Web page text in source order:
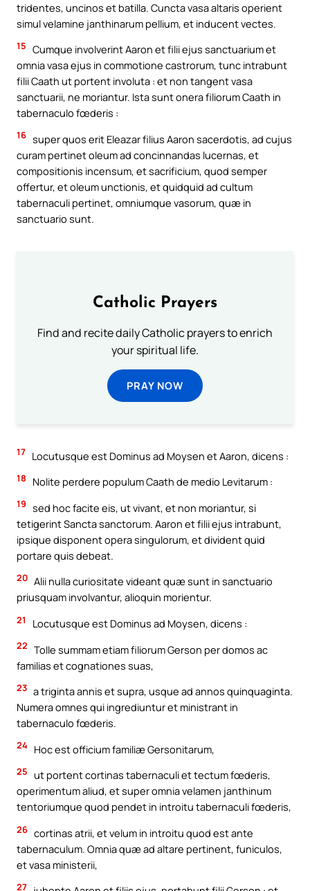
tridentes, uncinos et batilla. Cuncta vasa altaris operient
simul velamine janthinarum pellium, et inducent vectes.
15 Cumque involverint Aaron et filii ejus sanctuarium et
omnia vasa ejus in commotione castrorum, tunc intrabunt
filii Caath ut portent involuta : et non tangent vasa
sanctuarii, ne moriantur. Ista sunt onera filiorum Caath in
tabernaculo fœderis :
16 super quos erit Eleazar filius Aaron sacerdotis, ad cujus
curam pertinet oleum ad concinnandas lucernas, et
compositionis incensum, et sacrificium, quod semper
offertur, et oleum unctionis, et quidquid ad cultum
tabernaculi pertinet, omniumque vasorum, quæ in
sanctuario sunt.
Catholic Prayers
Find and recite daily Catholic prayers to enrich
your spiritual life.
PRAY NOW
17 Locutusque est Dominus ad Moysen et Aaron, dicens :
18 Nolite perdere populum Caath de medio Levitarum :
19 sed hoc facite eis, ut vivant, et non moriantur, si
tetigerint Sancta sanctorum. Aaron et filii ejus intrabunt,
ipsique disponent opera singulorum, et divident quid
portare quis debeat.
20 Alii nulla curiositate videant quæ sunt in sanctuario
priusquam involvantur, alioquin morientur.
21 Locutusque est Dominus ad Moysen, dicens :
22 Tolle summam etiam filiorum Gerson per domos ac
familias et cognationes suas,
23 a triginta annis et supra, usque ad annos quinquaginta.
Numera omnes qui ingrediuntur et ministrant in
tabernaculo fœderis.
24 Hoc est officium familiæ Gersonitarum,
25 ut portent cortinas tabernaculi et tectum fœderis,
operimentum aliud, et super omnia velamen janthinum
tentoriumque quod pendet in introitu tabernaculi fœderis,
26 cortinas atrii, et velum in introitu quod est ante
tabernaculum. Omnia quæ ad altare pertinent, funiculos,
et vasa ministerii,
27